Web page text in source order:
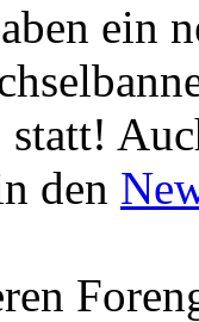
ein
statt!
den